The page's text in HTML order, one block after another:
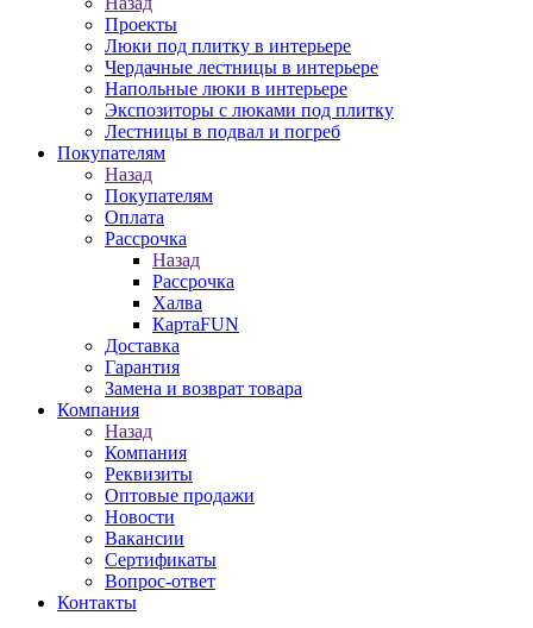
Проекты
Люки под плитку в интерьере
Чердачные лестницы в интерьере
Напольные люки в интерьере
Экспозиторы с люками под плитку
Лестницы в подвал и погреб
Покупателям
Назад
Покупателям
Оплата
Рассрочка
Назад
Рассрочка
Халва
КартаFUN
Доставка
Гарантия
Замена и возврат товара
Компания
Назад
Компания
Реквизиты
Оптовые продажи
Новости
Вакансии
Сертификаты
Вопрос-ответ
Контакты